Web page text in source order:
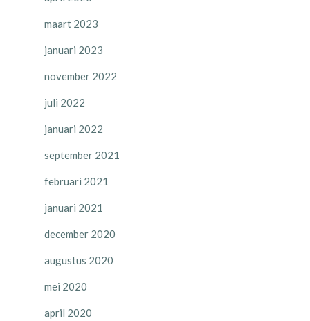
maart 2023
januari 2023
november 2022
juli 2022
januari 2022
september 2021
februari 2021
januari 2021
december 2020
augustus 2020
mei 2020
april 2020